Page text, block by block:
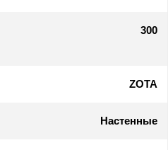
300
ZOTA
Настенные